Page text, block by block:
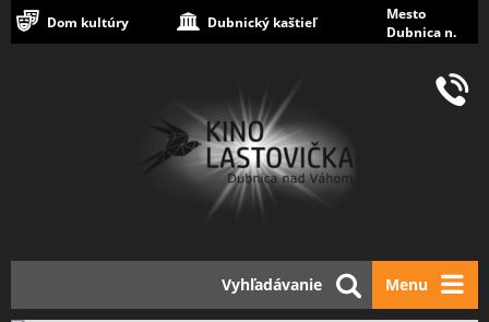
Dom kultúry Dubnický kaštieľ
Mesto
Dubnica n.
Menu
Vyhľadávanie